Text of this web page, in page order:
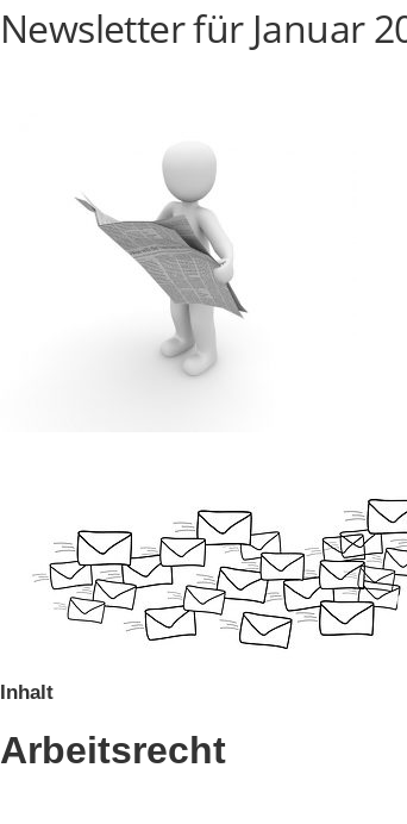
Newsletter für Januar
Inhalt
Arbeitsrecht